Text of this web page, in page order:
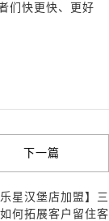
们快更快、更好
下一篇
星汉堡店加盟】三
何拓展客户留住客